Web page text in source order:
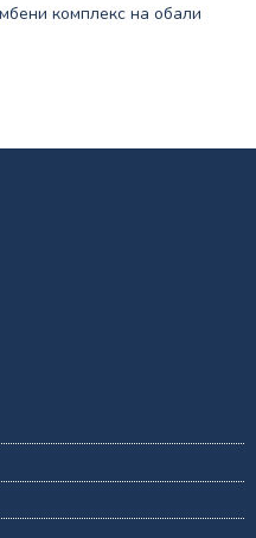
комплекс на обали